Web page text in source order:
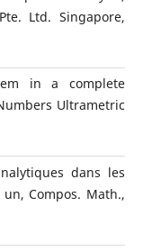
Ltd. Singapore,
in a complete
Ultrametric
dans les
un, Compos. Math.,